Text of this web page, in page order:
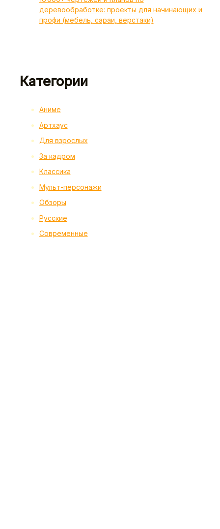
деревообработке: проекты для начинающих и
профи (мебель, сараи, верстаки)
Категории
Аниме
Артхаус
Для взрослых
За кадром
Классика
Мульт-персонажи
Обзоры
Русские
Современные